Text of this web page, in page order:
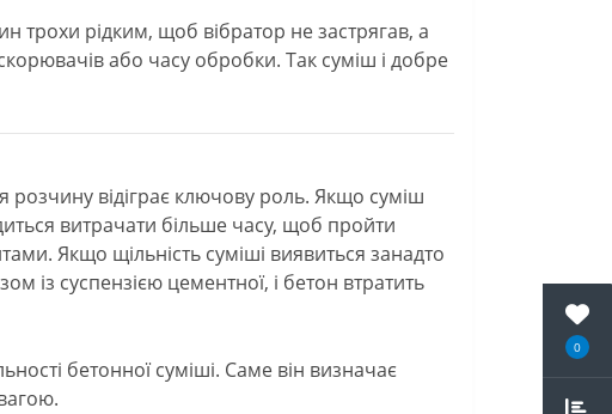
0
трохи рідким, щоб вібратор не застрягав, а
або часу обробки. Так суміш і добре
відіграє ключову роль. Якщо суміш
витрачати більше часу, щоб пройти
Якщо щільність суміші виявиться занадто
із суспензією цементної, і бетон втратить
бетонної суміші. Саме він визначає